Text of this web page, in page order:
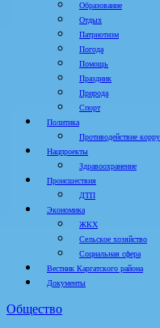
Образование
Отдых
Патриотизм
Погода
Помощь
Праздник
Природа
Спорт
Политика
Противодействие
Нацпроекты
Здравоохранение
Происшествия
ДТП
Экономика
ЖКХ
Сельское хозяйство
Социальная сфера
Вестник Каргатского района
Документы
Общество